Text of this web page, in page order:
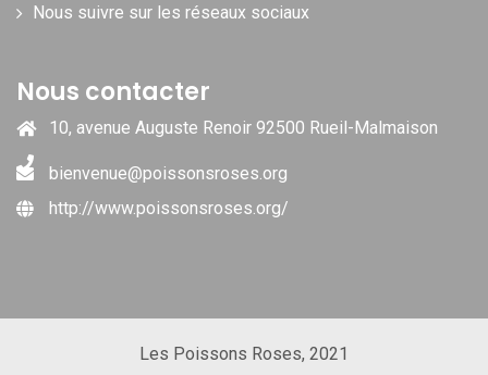
Nous suivre sur les réseaux sociaux
Nous contacter
10, avenue Auguste Renoir 92500 Rueil-Malmaison
bienvenue@poissonsroses.org
http://www.poissonsroses.org/
Les Poissons Roses, 2021